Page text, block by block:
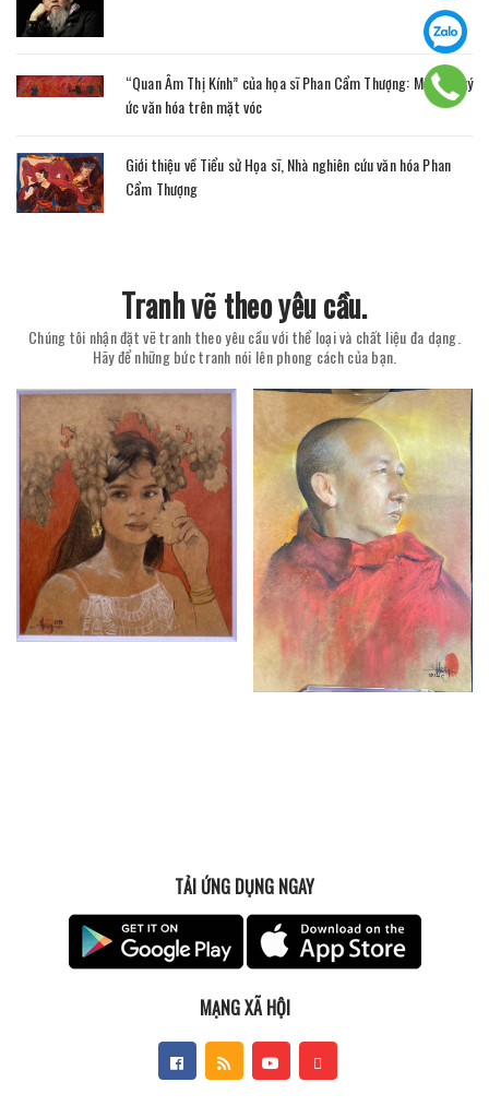
“Quan Âm Thị Kính” của họa sĩ Phan Cẩm Thượng: Một lớp ký
ức văn hóa trên mặt vóc
Giới thiệu về Tiểu sử Họa sĩ, Nhà nghiên cứu văn hóa Phan
Cẩm Thượng
Tranh vẽ theo yêu cầu.
Chúng tôi nhận đặt vẽ tranh theo yêu cầu với thể loại và chất liệu đa dạng.
Hãy để những bức tranh nói lên phong cách của bạn.
TẢI ỨNG DỤNG NGAY
MẠNG XÃ HỘI